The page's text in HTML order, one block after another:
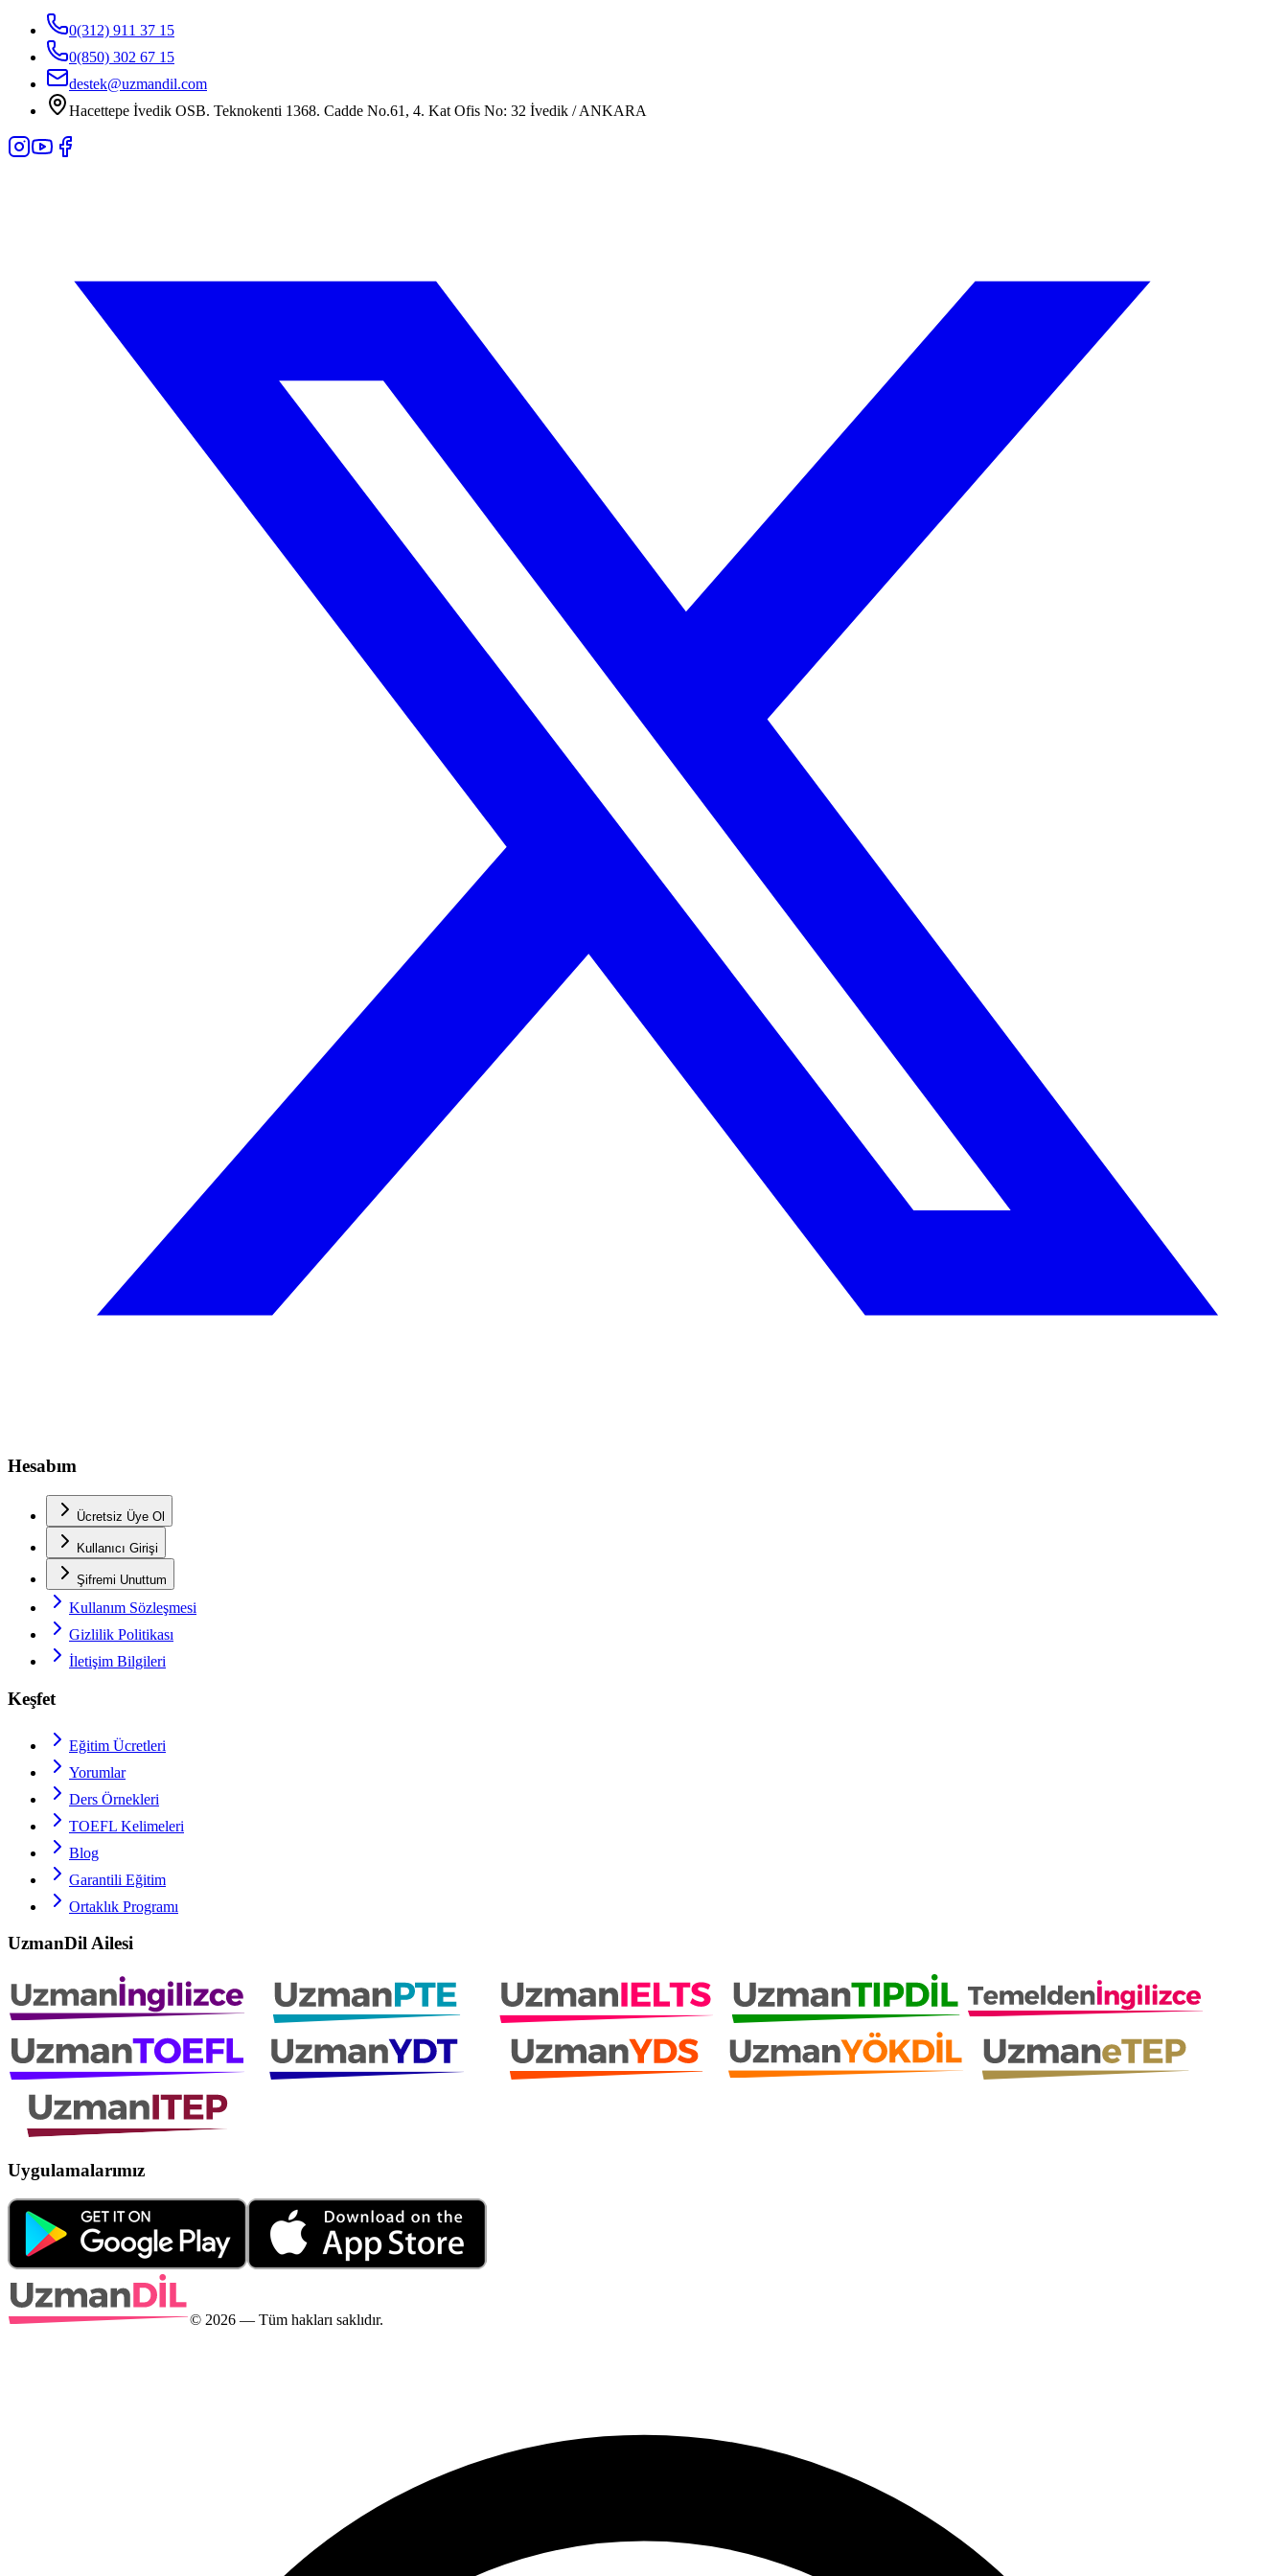
0(312) 911 37 15
0(850) 302 67 15
destek@uzmandil.com
Hacettepe İvedik OSB. Teknokenti 1368. Cadde No.61, 4. Kat Ofis No: 32 İvedik / ANKARA
Hesabım
Ücretsiz Üye Ol
Kullanıcı Girişi
Şifremi Unuttum
Kullanım Sözleşmesi
Gizlilik Politikası
İletişim Bilgileri
Keşfet
Eğitim Ücretleri
Yorumlar
Ders Örnekleri
TOEFL Kelimeleri
Blog
Garantili Eğitim
Ortaklık Programı
UzmanDil Ailesi
Uygulamalarımız
© 2026 — Tüm hakları saklıdır.